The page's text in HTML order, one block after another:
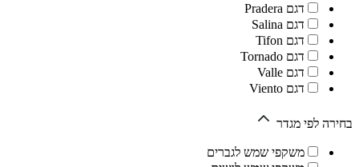
דגם Pradera
דגם Salina
דגם Tifon
דגם Tornado
דגם Valle
דגם Viento
בחירה לפי מגדר
משקפי שמש לגברים